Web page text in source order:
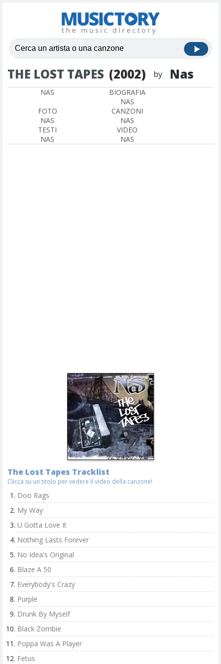
THE LOST TAPES (2002) by Nas
NAS
BIOGRAFIA
NAS
FOTO
NAS
CANZONI
NAS
TESTI
NAS
VIDEO
NAS
The Lost Tapes Tracklist
Clicca su un titolo per vedere il video della canzone!
Doo Rags
My Way
U Gotta Love It
Nothing Lasts Forever
No Idea's Original
Blaze A 50
Everybody's Crazy
Purple
Drunk By Myself
Black Zombie
Poppa Was A Player
Fetus